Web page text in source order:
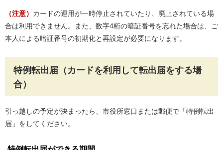
（注意） カードの運用が一時停止されていたり、廃止されている場
合は利用できません。また、数字4桁の暗証番号を忘れた場合は、ご
本人による暗証番号の初期化と再設定が必要になります。
特例転出届（カードを利用して転出届をする場
合）
引っ越しの予定が決まったら、市役所窓口または郵便で「特例転出
届」をしてください。